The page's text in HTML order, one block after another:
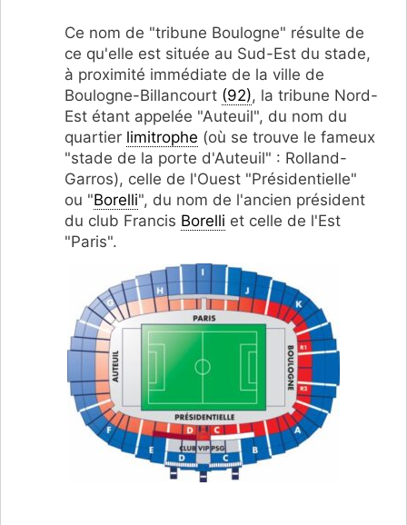
Ce nom de "tribune Boulogne" résulte de
ce qu'elle est située au Sud-Est du stade,
à proximité immédiate de la ville de
Boulogne-Billancourt (92), la tribune Nord-
Est étant appelée "Auteuil", du nom du
quartier limitrophe (où se trouve le fameux
"stade de la porte d'Auteuil" : Rolland-
Garros), celle de l'Ouest "Présidentielle"
ou "Borelli", du nom de l'ancien président
du club Francis Borelli et celle de l'Est
"Paris".